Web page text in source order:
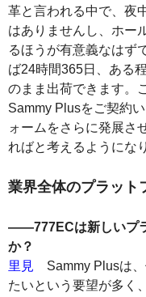
革と言われる中で、夜
はありませんし、ホー
るほうが有意義なはず
ば24時間365日、ある
のまま出荷できます。
Sammy Plusをご契約
ォームをさらに発展さ
ればと考えるようにな
業界全体のプラット
――777ECは新しいプ
か？
里見 Sammy Plusは、
たいという要望が多く